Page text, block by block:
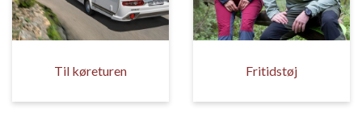
Til køreturen Fritidstøj